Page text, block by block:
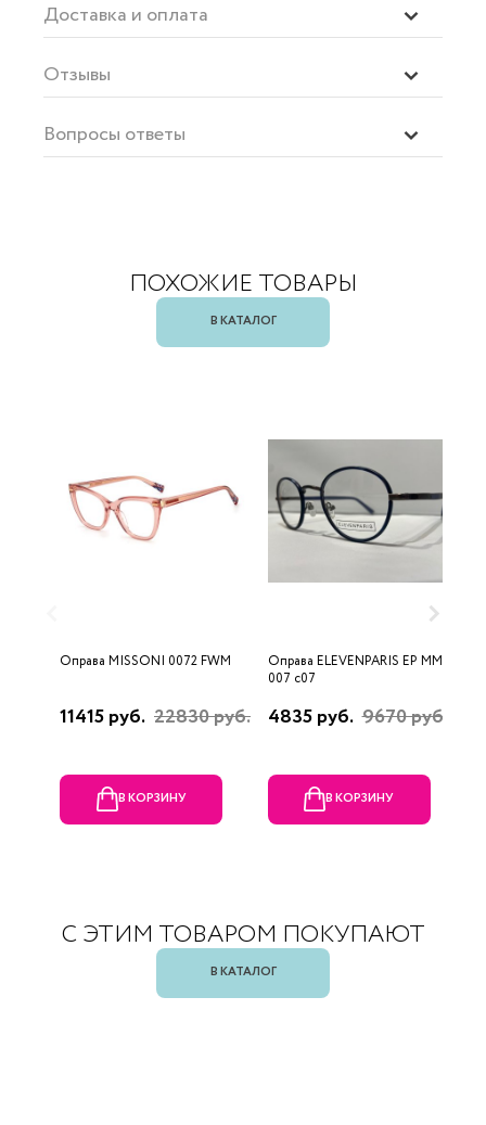
Доставка и оплата
Отзывы
Вопросы ответы
ПОХОЖИЕ ТОВАРЫ
В КАТАЛОГ
Оправа MISSONI 0072 FWM
11415 руб. 22830 руб.
В КОРЗИНУ
Оправа ELEVENPARIS EP MM
007 c07
4835 руб. 9670 руб.
В КОРЗИНУ
С ЭТИМ ТОВАРОМ ПОКУПАЮТ
В КАТАЛОГ